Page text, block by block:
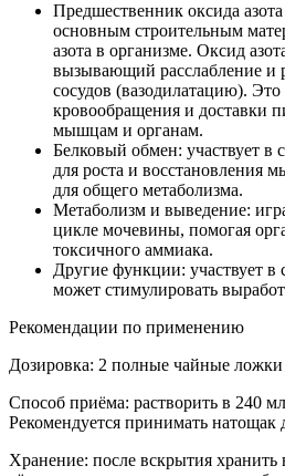
Предшественник оксида
основным строительным
азота в организме. Оксид
вызывающий расслабление и
сосудов (вазодилатацию).
кровообращения и доставки
мышцам и органам.
Белковый обмен: участвует в
для роста и восстановления
для общего метаболизма.
Метаболизм и выведение:
цикле мочевины, помогая
токсичного аммиака.
Другие функции: участвует
может стимулировать
Рекомендации по применению
Дозировка: 2 полные чайные
Способ приёма: растворить в 240
Рекомендуется принимать натощак
Хранение: после вскрытия